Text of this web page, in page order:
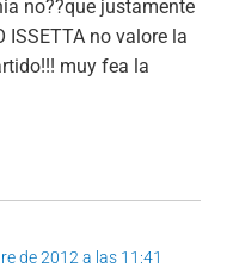
no??que justamente
ISSETTA no valore la
muy fea la
de 2012 a las 11:41